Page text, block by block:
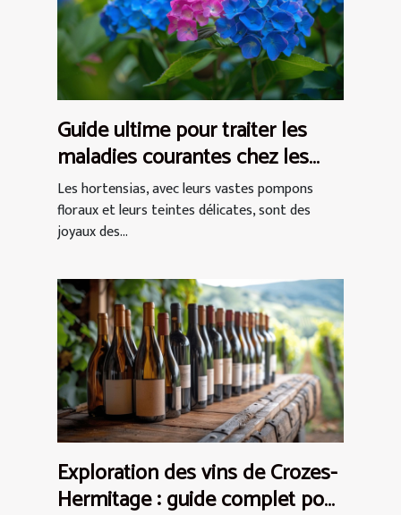
Guide ultime pour traiter les
maladies courantes chez les
hortensias
Les hortensias, avec leurs vastes pompons
floraux et leurs teintes délicates, sont des
joyaux des...
Exploration des vins de Crozes-
Hermitage : guide complet pour